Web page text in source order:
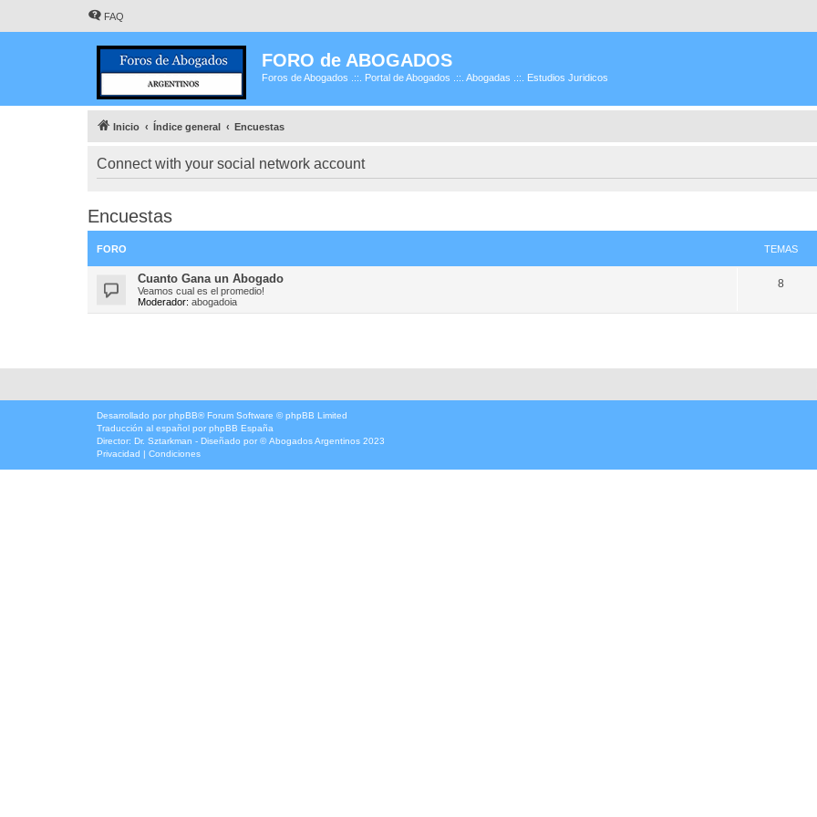
FAQ
FORO de ABOGADOS
Foros de Abogados .::. Portal de Abogados .::. Abogadas .::. Estudios Juridicos
Inicio Índice general Encuestas
Connect with your social network account
Encuestas
FORO TEMAS
Cuanto Gana un Abogado
Veamos cual es el promedio!
Moderador: abogadoia
8
Desarrollado por phpBB® Forum Software © phpBB Limited
Traducción al español por phpBB España
Director: Dr. Sztarkman - Diseñado por ©Abogados Argentinos 2023
Privacidad | Condiciones